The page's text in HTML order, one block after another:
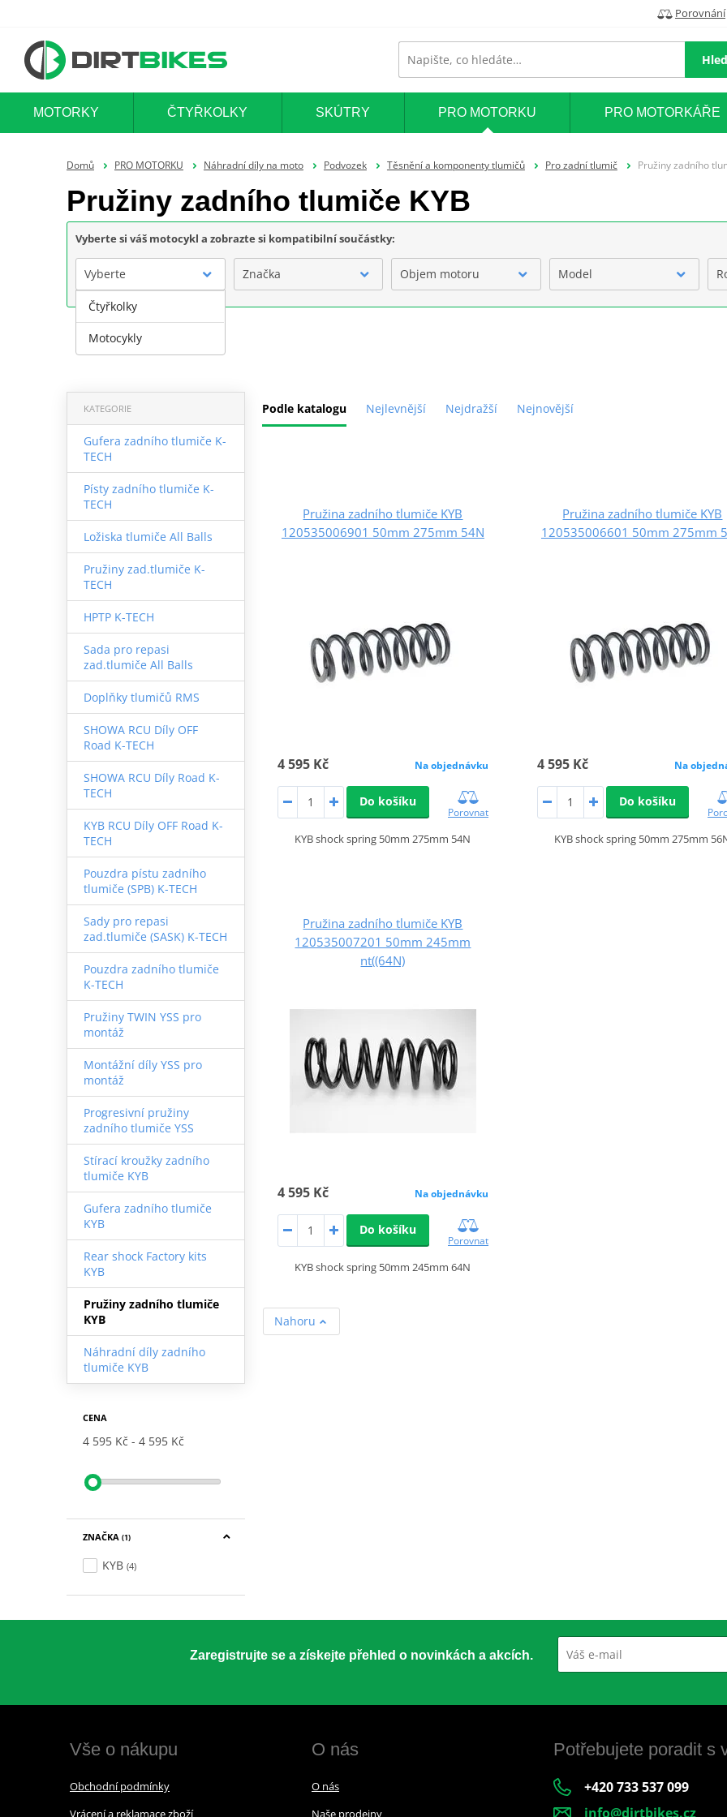
Porovnání
MOTORKY ČTYŘKOLKY SKÚTRY PRO MOTORKU PRO MOTORKÁŘE
Domů PRO MOTORKU Náhradní díly na moto Podvozek Těsnění a komponenty tlumičů Pro zadní tlumič Pružiny zadního
Pružiny zadního tlumiče KYB
Vyberte si váš motocykl a zobrazte si kompatibilní součástky:
Vyberte Značka Objem motoru Model
Podle katalogu Nejlevnější Nejdražší Nejnovější
KATEGORIE
Gufera zadního tlumiče K-
TECH
Písty zadního tlumiče K-
TECH
Ložiska tlumiče All Balls
Pružiny zad.tlumiče K-
TECH
HPTP K-TECH
Sada pro repasi
zad.tlumiče All Balls
Doplňky tlumičů RMS
SHOWA RCU Díly OFF
Road K-TECH
SHOWA RCU Díly Road K-
TECH
KYB RCU Díly OFF Road K-
TECH
Pouzdra pístu zadního
tlumiče (SPB) K-TECH
Sady pro repasi
zad.tlumiče (SASK) K-TECH
Pouzdra zadního tlumiče
K-TECH
Pružiny TWIN YSS pro
montáž
Montážní díly YSS pro
montáž
Progresivní pružiny
zadního tlumiče YSS
Stírací kroužky zadního
tlumiče KYB
Gufera zadního tlumiče
KYB
Rear shock Factory kits
KYB
Pružiny zadního tlumiče
KYB
Náhradní díly zadního
tlumiče KYB
CENA
4 595 Kč 4 595 Kč
ZNAČKA (1)
KYB (4)
Pružina zadního tlumiče KYB
120535006901 50mm 275mm 54N
4 595 Kč Na objednávku
Do košíku
Porovnat
KYB shock spring 50mm 275mm 54N
Pružina zadního tlumiče KYB
120535006601 50mm 275mm
4 595 Kč Na
Do košíku
KYB shock spring 50mm 275mm
Pružina zadního tlumiče KYB
120535007201 50mm 245mm
nt((64N)
4 595 Kč Na objednávku
Do košíku
Porovnat
KYB shock spring 50mm 245mm 64N
Nahoru
Zaregistrujte se a získejte přehled o novinkách a akcích.
Vše o nákupu
Obchodní podmínky
Vrácení a reklamace zboží
O nás
O nás
Naše prodejny
Potřebujete poradit s
+420 733 537 099
info@dirtbikes.cz
Čtyřkolky
Motocykly